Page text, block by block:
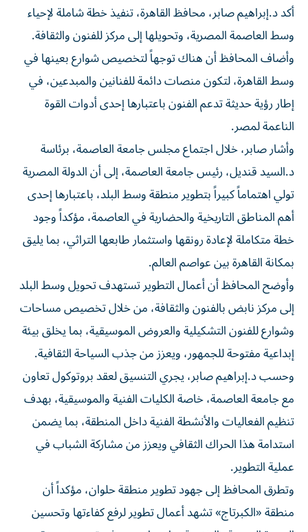
أكد د.إبراهيم صابر، محافظ القاهرة، تنفيذ خطة شاملة لإحياء
وسط العاصمة المصرية، وتحويلها إلى مركز للفنون والثقافة.
وأضاف المحافظ أن هناك توجهاً لتخصيص شوارع بعينها في
وسط القاهرة، لتكون منصات دائمة للفنانين والمبدعين، في
إطار رؤية حديثة تدعم الفنون باعتبارها إحدى أدوات القوة
الناعمة لمصر.
وأشار صابر، خلال اجتماع مجلس جامعة العاصمة، برئاسة
د.السيد قنديل، رئيس جامعة العاصمة، إلى أن الدولة المصرية
تولي اهتماماً كبيراً بتطوير منطقة وسط البلد، باعتبارها إحدى
أهم المناطق التاريخية والحضارية في العاصمة، مؤكداً وجود
خطة متكاملة لإعادة رونقها واستثمار طابعها التراثي، بما يليق
بمكانة القاهرة بين عواصم العالم.
وأوضح المحافظ أن أعمال التطوير تستهدف تحويل وسط البلد
إلى مركز نابض بالفنون والثقافة، من خلال تخصيص مساحات
وشوارع للفنون التشكيلية والعروض الموسيقية، بما يخلق بيئة
إبداعية مفتوحة للجمهور، ويعزز من جذب السياحة الثقافية.
وحسب د.إبراهيم صابر، يجري التنسيق لعقد بروتوكول تعاون
مع جامعة العاصمة، خاصة الكليات الفنية والموسيقية، بهدف
تنظيم الفعاليات والأنشطة الفنية داخل المنطقة، بما يضمن
استدامة هذا الحراك الثقافي ويعزز من مشاركة الشباب في
عملية التطوير.
وتطرق المحافظ إلى جهود تطوير منطقة حلوان، مؤكداً أن
منطقة «الكبرتاج» تشهد أعمال تطوير لرفع كفاءتها وتحسين